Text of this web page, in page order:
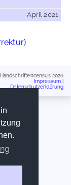
April 2021
Handschriftencensus 2026
Impressum
Datenschutzerklärung